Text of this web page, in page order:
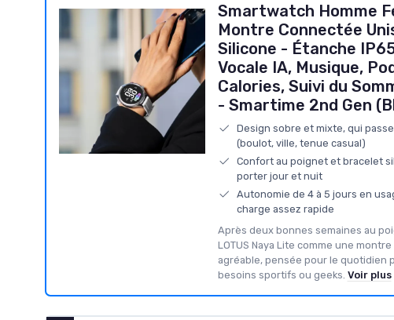
Smartwatch Homme
Montre Connectée
Silicone - Étanche
Vocale IA, Musique,
Calories, Suivi du
- Smartime 2nd Gen
Design sobre et mixte, qui
(boulot, ville, tenue casual)
Confort au poignet et bracelet
porter jour et nuit
Autonomie de 4 à 5 jours en
charge assez rapide
Après deux bonnes semaines au
LOTUS Naya Lite comme une
agréable, pensée pour le quotidien
besoins sportifs ou geeks. Voir plus